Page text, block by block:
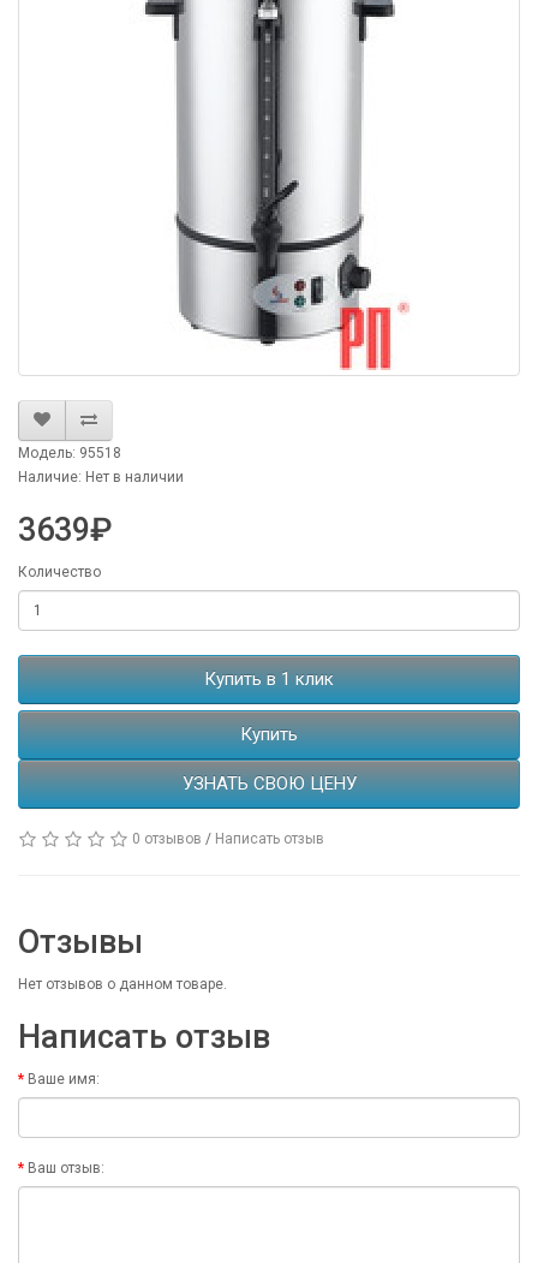
Модель: 95518
Наличие: Нет в наличии
3639₽
Количество
Купить в 1 клик
Купить
УЗНАТЬ СВОЮ ЦЕНУ
0 отзывов / Написать отзыв
Отзывы
Нет отзывов о данном товаре.
Написать отзыв
Ваше имя:
Ваш отзыв: